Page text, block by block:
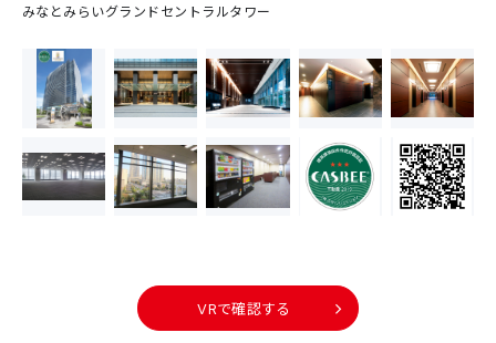
みなとみらいグランドセントラルタワー
VRで確認する